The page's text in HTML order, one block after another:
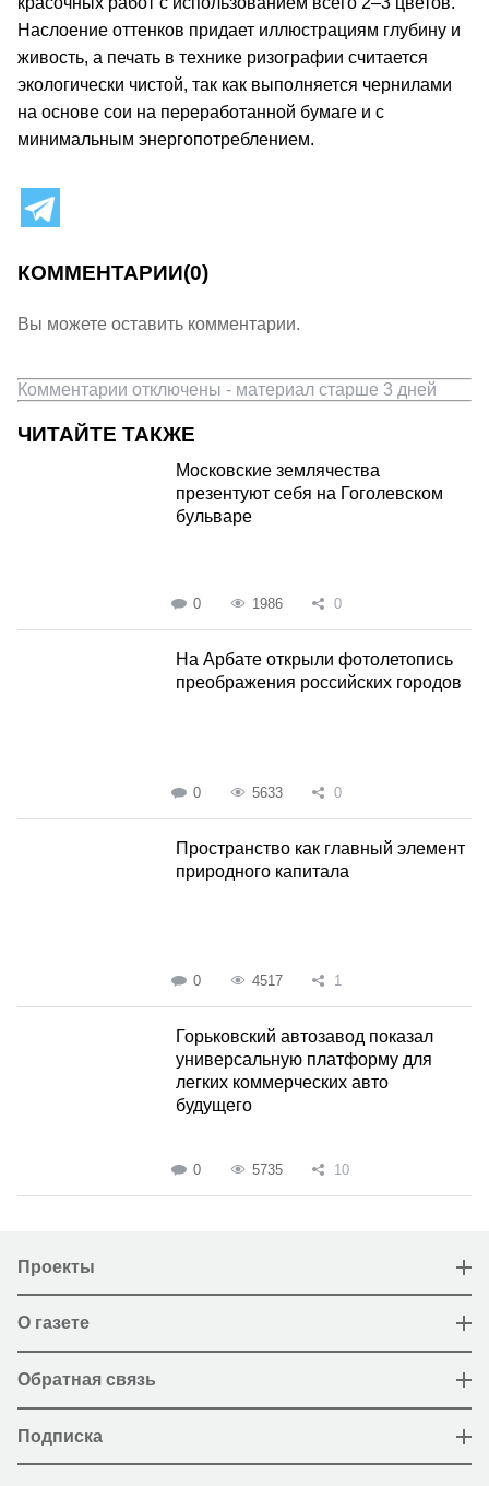
Наслоение оттенков придает иллюстрациям глубину и
живость, а печать в технике ризографии считается
экологически чистой, так как выполняется чернилами
на основе сои на переработанной бумаге и с
минимальным энергопотреблением.
КОММЕНТАРИИ(0)
Вы можете оставить комментарии.
Комментарии отключены - материал старше 3 дней
ЧИТАЙТЕ ТАКЖЕ
Московские землячества
презентуют себя на Гоголевском
бульваре
0 1986 0
На Арбате открыли фотолетопись
преображения российских городов
0 5633 0
Пространство как главный элемент
природного капитала
0 4517 1
Горьковский автозавод показал
универсальную платформу для
легких коммерческих авто
будущего
0 5735 10
Проекты
О газете
Обратная связь
Подписка